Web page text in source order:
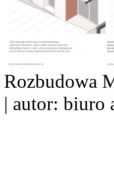
Rozbudowa
| autor: biuro